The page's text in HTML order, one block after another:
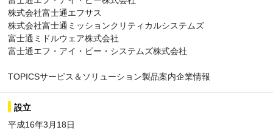
株式会社富士通エフサス
株式会社富士通ミッションクリティカルシステムズ
富士通ミドルウェア株式会社
富士通エフ・アイ・ピー・システムズ株式会社
TOPICSサービス＆ソリューション製品案内企業情報
設立
平成16年3月18日